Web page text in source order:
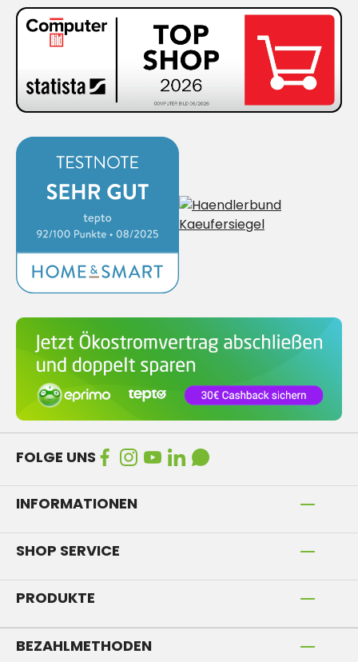
FOLGE UNS
INFORMATIONEN
SHOP SERVICE
PRODUKTE
BEZAHLMETHODEN